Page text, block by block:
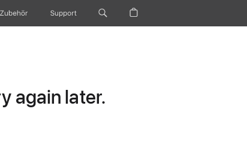
Zubehör Support
again later.